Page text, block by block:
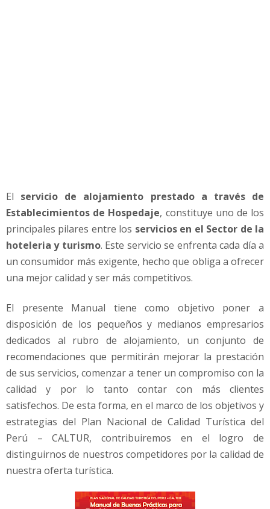
e
n
t
s
d
H
o
s
p
e
d
a
j
El servicio de alojamiento prestado a través de
Establecimientos de Hospedaje, constituye uno de los
principales pilares entre los servicios en el Sector de la
hoteleria y turismo. Este servicio se enfrenta cada día a
un consumidor más exigente, hecho que obliga a ofrecer
una mejor calidad y ser más competitivos.
El presente Manual tiene como objetivo poner a
disposición de los pequeños y medianos empresarios
dedicados al rubro de alojamiento, un conjunto de
recomendaciones que permitirán mejorar la prestación
de sus servicios, comenzar a tener un compromiso con la
calidad y por lo tanto contar con más clientes
satisfechos. De esta forma, en el marco de los objetivos y
estrategias del Plan Nacional de Calidad Turística del
Perú – CALTUR, contribuiremos en el logro de
distinguirnos de nuestros competidores por la calidad de
nuestra oferta turística.